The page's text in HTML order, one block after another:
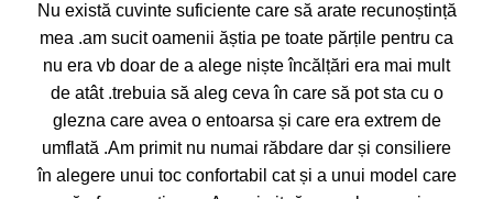
Nu există cuvinte suficiente care să arate recunoștință
mea .am sucit oamenii ăștia pe toate părțile pentru ca
nu era vb doar de a alege niște încălțări era mai mult
de atât .trebuia să aleg ceva în care să pot sta cu o
glezna care avea o entoarsa și care era extrem de
umflată .Am primit nu numai răbdare dar și consiliere
în alegere unui toc confortabil cat și a unui model care